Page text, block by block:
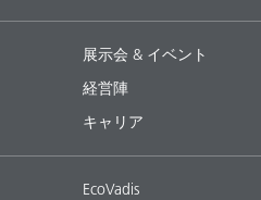
展示会 & イベント
経営陣
キャリア
EcoVadis